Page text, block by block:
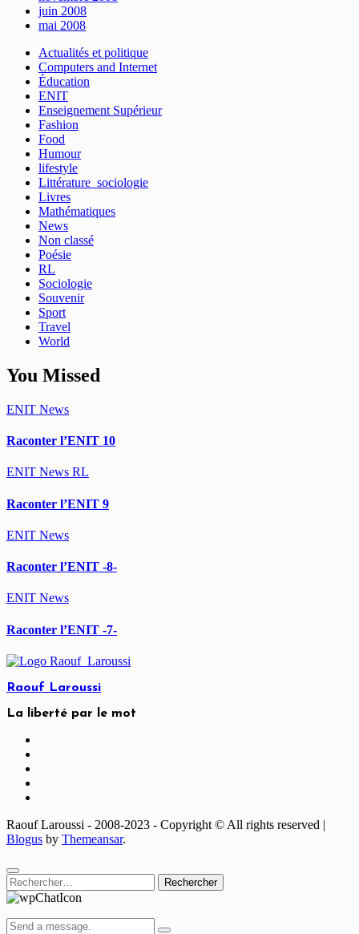
juin 2008
mai 2008
Actualités et politique
Computers and Internet
Éducation
ENIT
Enseignement Supérieur
Fashion
Food
Humour
lifestyle
Littérature_sociologie
Livres
Mathématiques
News
Non classé
Poésie
RL
Sociologie
Souvenir
Sport
Travel
World
You Missed
ENIT News
Raconter l’ENIT 10
ENIT News RL
Raconter l’ENIT 9
ENIT News
Raconter l’ENIT -8-
ENIT News
Raconter l’ENIT -7-
Raouf Laroussi
La liberté par le mot
Raouf Laroussi - 2008-2023 - Copyright © All rights reserved |
Blogus by Themeansar.
Rechercher :